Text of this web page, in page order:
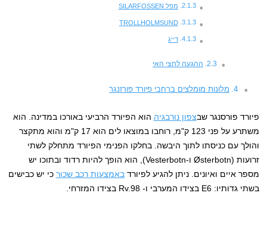
מפל SILARFOSSEN
TROLLHOLMSUND
דייג
ההגעה לחצי האי
מלונות מומלצים ברחבי פיורד פורזנגר
פיורד פורסנגר שבצפון נורבגיה הוא הפיורד הרביעי באורכו במדינה. הוא
משתרע על פני 123 ק"מ, רוחבו במוצאו לים הוא 17 ק"מ והוא מתקצר
והולך עם כניסתו לתוך היבשה. בחלקו הפנימי הפיורד מתחלק לשתי
זרועות (Østerbotn ו-Vesterbotn), הוא הופך להיות רדוד ובתוכו יש
מספר איים ואיונים. ניתן להגיע לפיורדבאמצעות רכב שכור כי יש כבישים
בשתי גדותיו: E6 בצידו המערבי ו- Rv.98 בצידו המזרחי.